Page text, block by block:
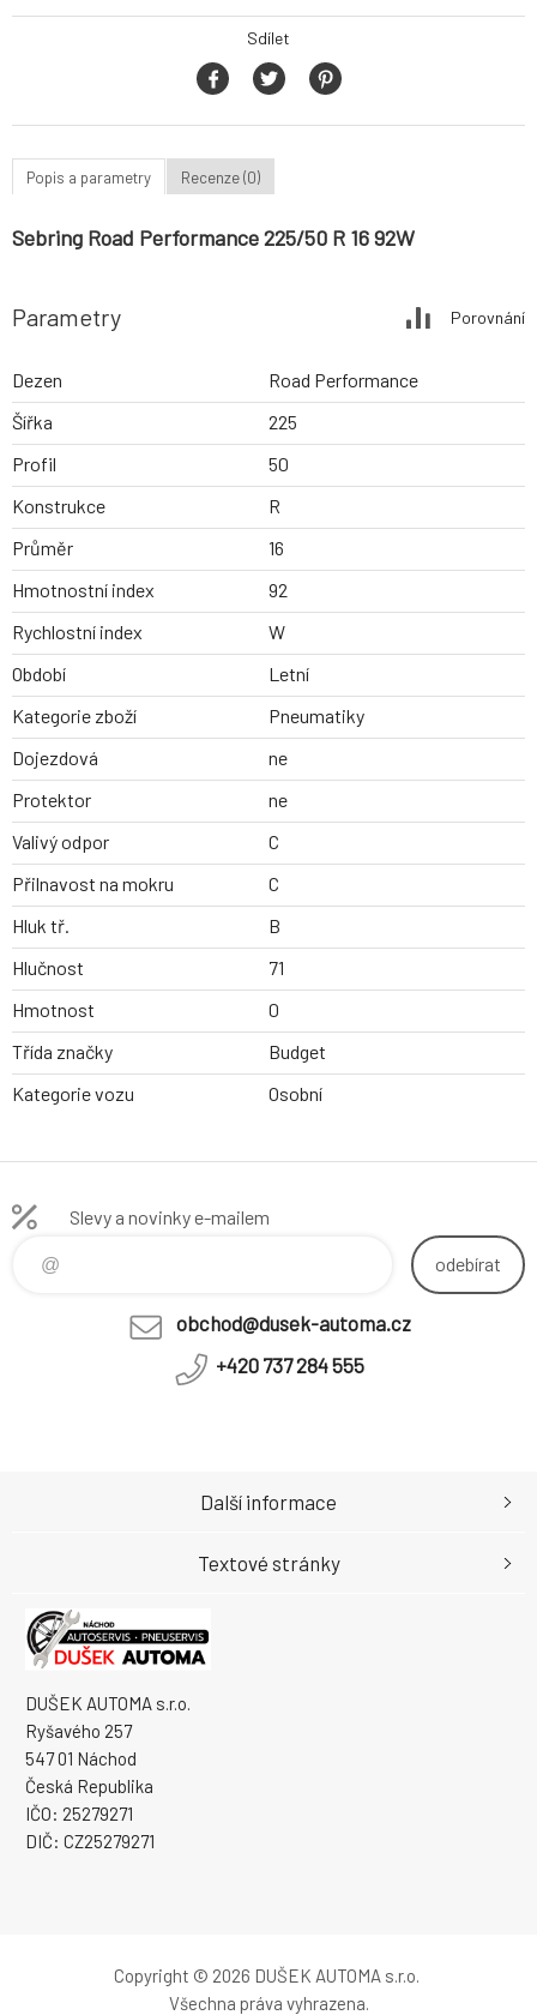
Sdílet
Popis a parametry Recenze (0)
Sebring Road Performance 225/50 R 16 92W
Parametry Porovnání
Dezen
Road Performance
Šířka
225
Profil
50
Konstrukce
R
Průměr
16
Hmotnostní index
92
Rychlostní index
W
Období
Letní
Kategorie zboží
Pneumatiky
Dojezdová
ne
Protektor
ne
Valivý odpor
C
Přilnavost na mokru
C
Hluk tř.
B
Hlučnost
71
Hmotnost
0
Třída značky
Budget
Kategorie vozu
Osobní
Slevy a novinky e-mailem
odebírat
obchod@dusek-automa.cz
+420 737 284 555
DUŠEK AUTOMA s.r.o.
Ryšavého 257
547 01 Náchod
Česká Republika
IČO: 25279271
DIČ: CZ25279271
Další informace
Textové stránky
Copyright © 2026 DUŠEK AUTOMA s.r.o.
Všechna práva vyhrazena.